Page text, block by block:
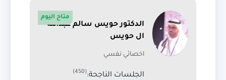
الدكتور حويس سالم عبدالله
ال حويس
اخصائي نفسي
الجلسات الناجحة:(450)
متاح اليوم